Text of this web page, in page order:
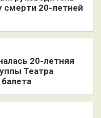
смерти 20-летней
20-летняя
Театра